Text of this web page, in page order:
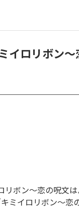
イロリボン
リボン〜恋の呪文
ミイロリボン〜恋